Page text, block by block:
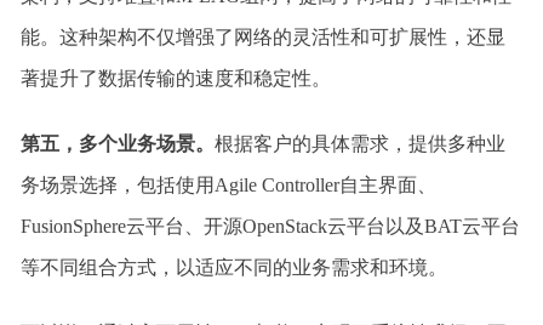
能。这种架构不仅增强了网络的灵活性和可扩展性，还显
著提升了数据传输的速度和稳定性。
第五，多个业务场景。 根据客户的具体需求，提供多种业
务场景选择，包括使用Agile Controller自主界面、
FusionSphere云平台、开源OpenStack云平台以及BAT云平台
等不同组合方式，以适应不同的业务需求和环境。